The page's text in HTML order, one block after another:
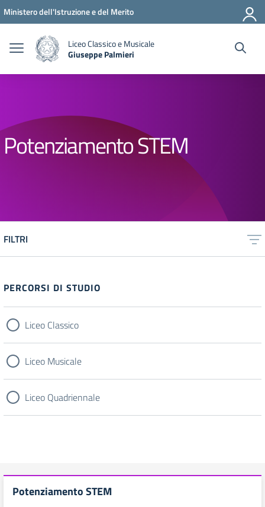
Vai ai contenuti
Vai al menu di navigazione
Vai al footer
Ministero dell'Istruzione e del Merito
Liceo Classico e Musicale
Giuseppe Palmieri
Potenziamento STEM
FILTRI
Filtri
PERCORSI DI STUDIO
Liceo Classico
Liceo Musicale
Liceo Quadriennale
Potenziamento STEM